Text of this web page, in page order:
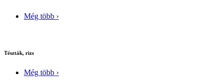
Még több ›
Tészták, rizs
Még több ›